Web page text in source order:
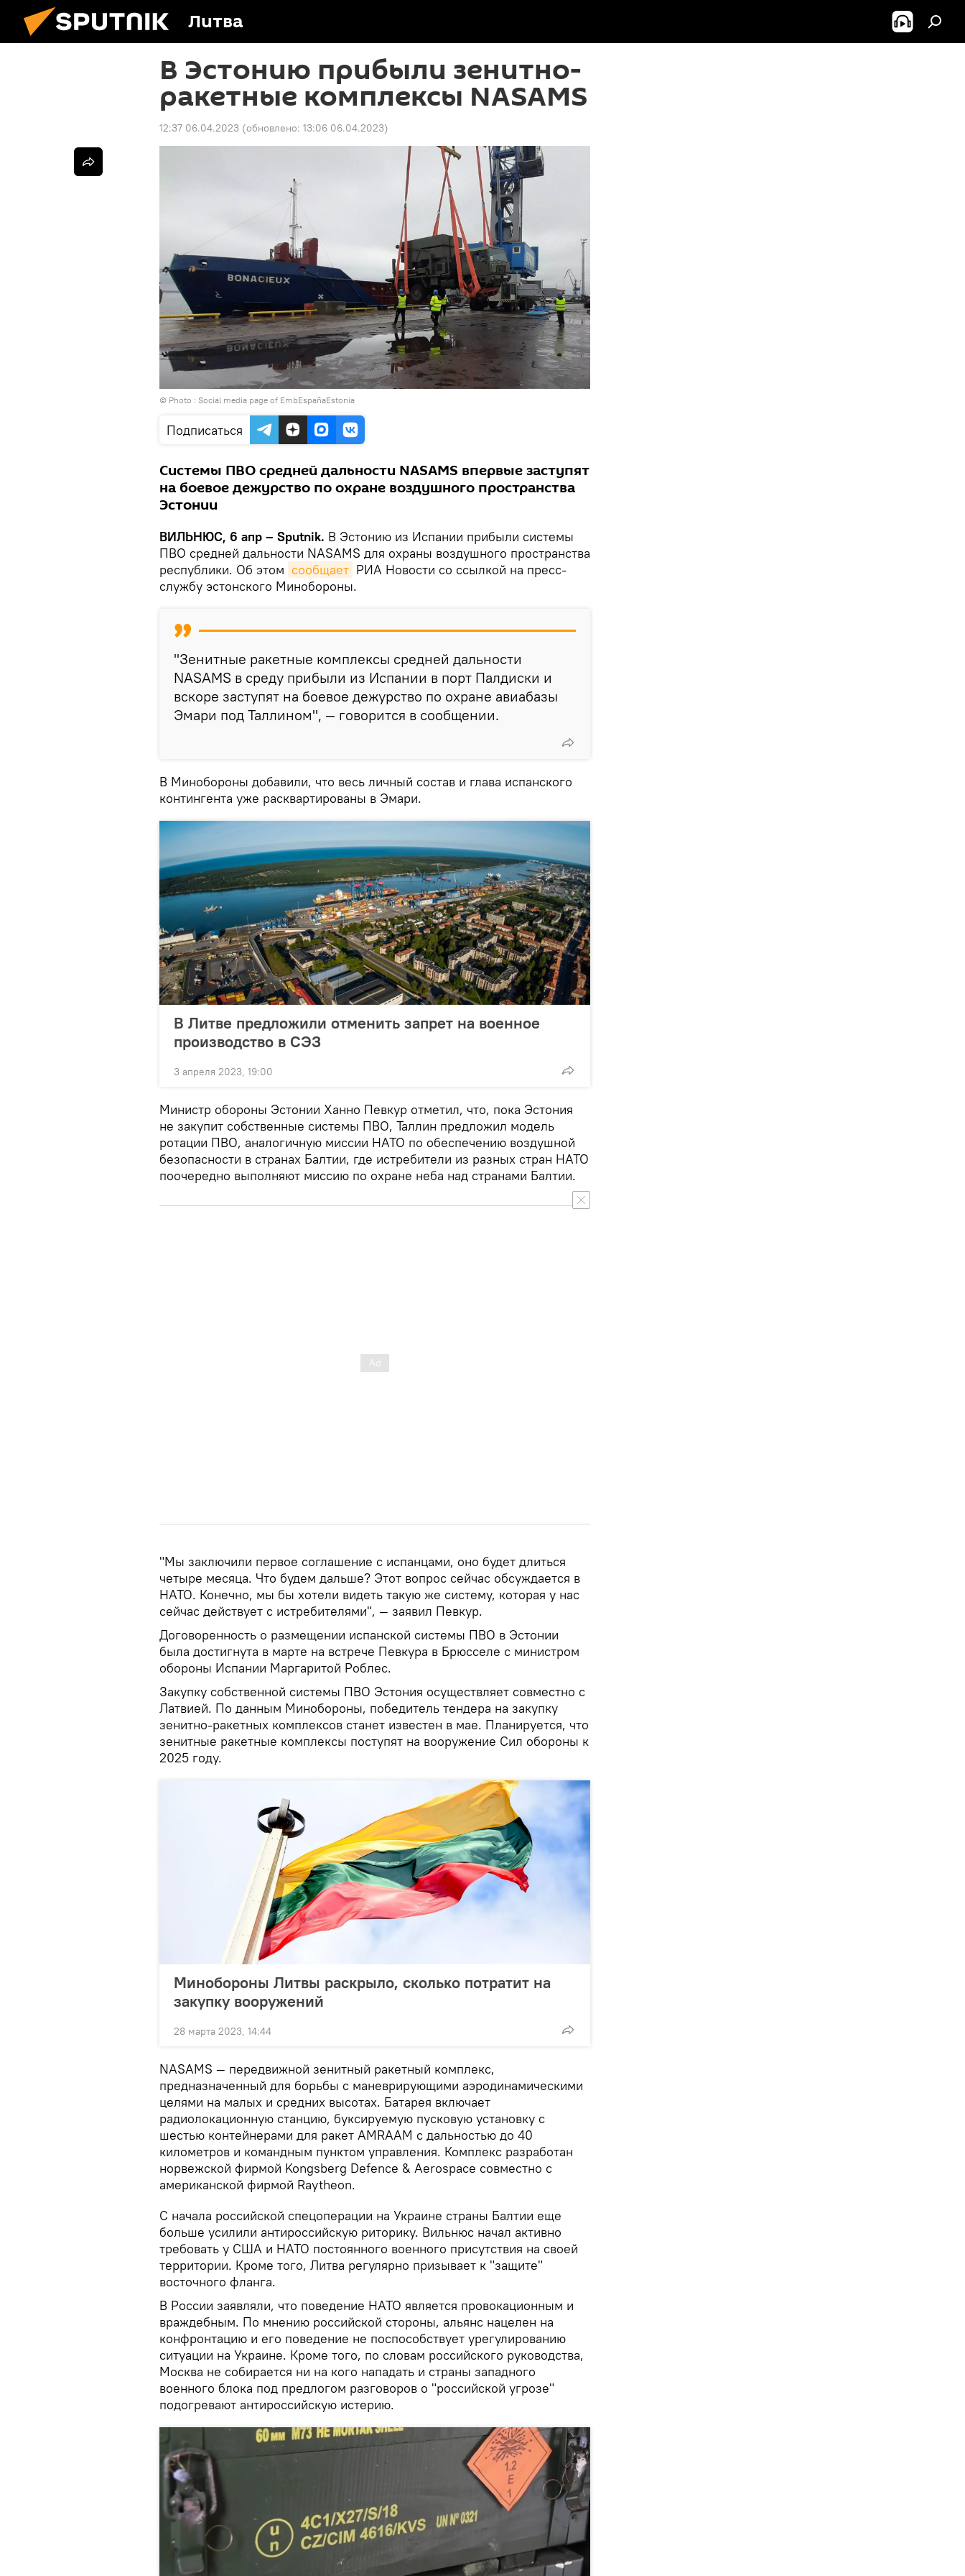
Литва
В Эстонию прибыли зенитно-
ракетные комплексы NASAMS
12:37 06.04.2023 (обновлено: 13:06 06.04.2023)
© Photo : Social media page of EmbEspañaEstonia
Подписаться
Системы ПВО средней дальности NASAMS впервые заступят
на боевое дежурство по охране воздушного пространства
Эстонии
ВИЛЬНЮС, 6 апр – Sputnik. В Эстонию из Испании прибыли системы
ПВО средней дальности NASAMS для охраны воздушного пространства
республики. Об этом сообщает РИА Новости со ссылкой на пресс-
службу эстонского Минобороны.
"Зенитные ракетные комплексы средней дальности
NASAMS в среду прибыли из Испании в порт Палдиски и
вскоре заступят на боевое дежурство по охране авиабазы
Эмари под Таллином", — говорится в сообщении.
В Минобороны добавили, что весь личный состав и глава испанского
контингента уже расквартированы в Эмари.
В Литве предложили отменить запрет на военное
производство в СЭЗ
3 апреля 2023, 19:00
Министр обороны Эстонии Ханно Певкур отметил, что, пока Эстония
не закупит собственные системы ПВО, Таллин предложил модель
ротации ПВО, аналогичную миссии НАТО по обеспечению воздушной
безопасности в странах Балтии, где истребители из разных стран НАТО
поочередно выполняют миссию по охране неба над странами Балтии.
"Мы заключили первое соглашение с испанцами, оно будет длиться
четыре месяца. Что будем дальше? Этот вопрос сейчас обсуждается в
НАТО. Конечно, мы бы хотели видеть такую же систему, которая у нас
сейчас действует с истребителями", — заявил Певкур.
Договоренность о размещении испанской системы ПВО в Эстонии
была достигнута в марте на встрече Певкура в Брюсселе с министром
обороны Испании Маргаритой Роблес.
Закупку собственной системы ПВО Эстония осуществляет совместно с
Латвией. По данным Минобороны, победитель тендера на закупку
зенитно-ракетных комплексов станет известен в мае. Планируется, что
зенитные ракетные комплексы поступят на вооружение Сил обороны к
2025 году.
Минобороны Литвы раскрыло, сколько потратит на
закупку вооружений
28 марта 2023, 14:44
NASAMS — передвижной зенитный ракетный комплекс,
предназначенный для борьбы с маневрирующими аэродинамическими
целями на малых и средних высотах. Батарея включает
радиолокационную станцию, буксируемую пусковую установку с
шестью контейнерами для ракет AMRAAM с дальностью до 40
километров и командным пунктом управления. Комплекс разработан
норвежской фирмой Kongsberg Defence & Aerospace совместно с
американской фирмой Raytheon.
С начала российской спецоперации на Украине страны Балтии еще
больше усилили антироссийскую риторику. Вильнюс начал активно
требовать у США и НАТО постоянного военного присутствия на своей
территории. Кроме того, Литва регулярно призывает к "защите"
восточного фланга.
В России заявляли, что поведение НАТО является провокационным и
враждебным. По мнению российской стороны, альянс нацелен на
конфронтацию и его поведение не поспособствует урегулированию
ситуации на Украине. Кроме того, по словам российского руководства,
Москва не собирается ни на кого нападать и страны западного
военного блока под предлогом разговоров о "российской угрозе"
подогревают антироссийскую истерию.